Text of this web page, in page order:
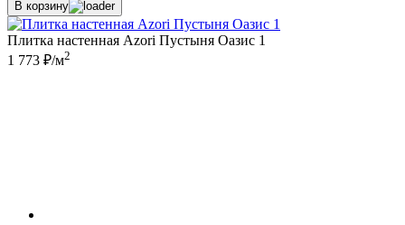
В корзину
Плитка настенная Azori Пустыня Оазис 1
1 773 ₽/м2